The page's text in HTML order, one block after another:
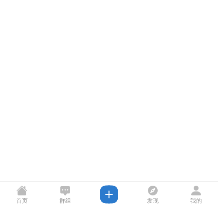
首页 群组 发现 我的